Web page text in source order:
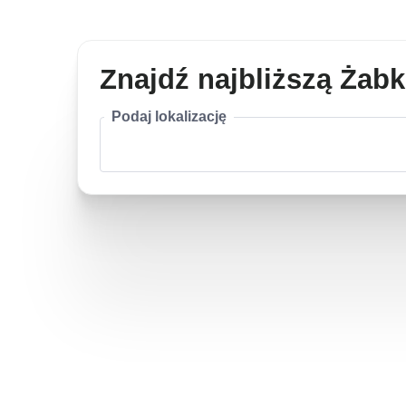
Znajdź najbliższą
Podaj lokalizację